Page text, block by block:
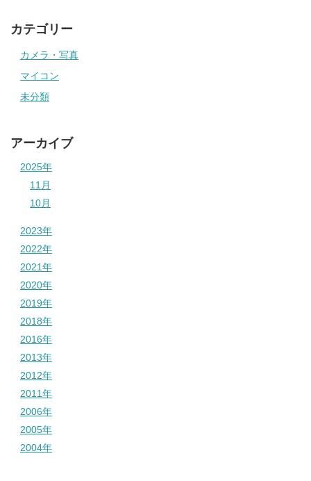
カテゴリー
カメラ・写真
マイコン
未分類
アーカイブ
2025年
11月
10月
2023年
2022年
2021年
2020年
2019年
2018年
2016年
2013年
2012年
2011年
2006年
2005年
2004年